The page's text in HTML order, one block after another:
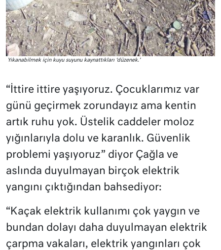
Yıkanabilmek için kuyu suyunu kaynattıkları ‘düzenek.’
“İttire ittire yaşıyoruz. Çocuklarımız var
günü geçirmek zorundayız ama kentin
artık ruhu yok. Üstelik caddeler moloz
yığınlarıyla dolu ve karanlık. Güvenlik
problemi yaşıyoruz” diyor Çağla ve
aslında duyulmayan birçok elektrik
yangını çıktığından bahsediyor:
“Kaçak elektrik kullanımı çok yaygın ve
bundan dolayı daha duyulmayan elektrik
çarpma vakaları, elektrik yangınları çok